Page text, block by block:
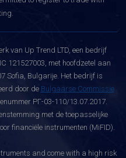
van Up Trend LTD, een bedrijf
121527003, met hoofdzetel aan
Sofia, Bulgarije. Het bedrijf is
door de Bulgaarse Commissie
РГ-03-110/13.07.2017.
met de toepasselijke
financiële instrumenten (MiFID).
and come with a high risk